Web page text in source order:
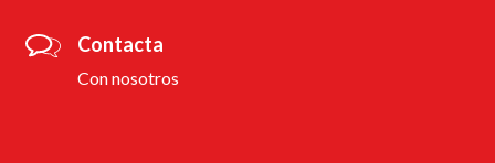
Contacta
Con nosotros